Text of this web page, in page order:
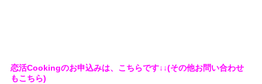
恋活Cookingのお申込みは、こちらです↓↓(その他お問い合わせ
もこちら)